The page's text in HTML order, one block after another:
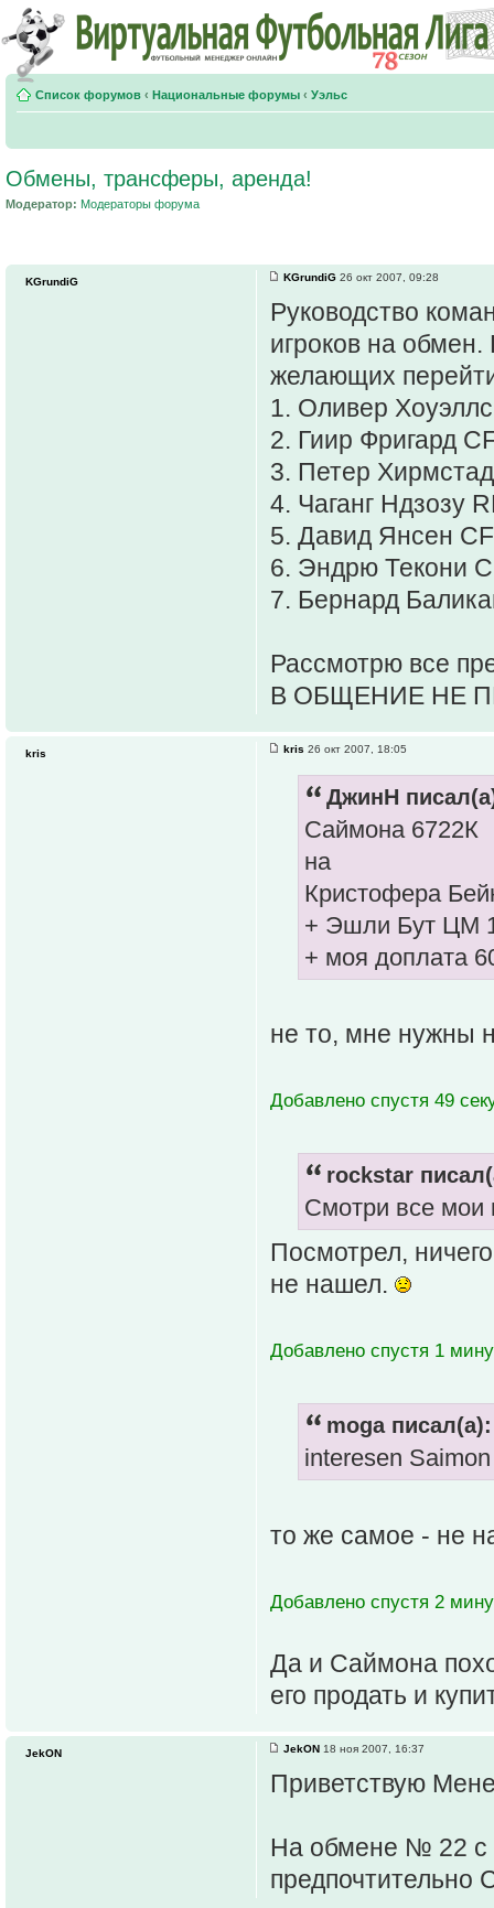
Список форумов ‹ Национальные форумы ‹ Уэльс
Обмены, трансферы, аренда!
Модератор: Модераторы форума
KGrundiG 26 окт 2007, 09:28
Руководство
игроков на
желающих
1. Оливер
2. Гиир Фригард
3. Петер
4. Чаганг Ндзозу
5. Давид Янсен
6. Эндрю Текони
7. Бернард
Рассмотрю все
В ОБЩЕНИЕ НЕ
KGrundiG
kris 26 окт 2007, 18:05
ДжинН
Саймона 6722К
на
Кристофера
+ Эшли Бут ЦМ
+ моя доплата
не то, мне нужны
Добавлено спустя 49
rockstar
Смотри все
Посмотрел,
не нашел.
Добавлено спустя 1
moga писал(а):
interesen
то же самое - не
Добавлено спустя 2
Да и Саймона
его продать и
kris
JekON 18 ноя 2007, 16:37
Приветствую
На обмене № 22 с
предпочтительно
JekON